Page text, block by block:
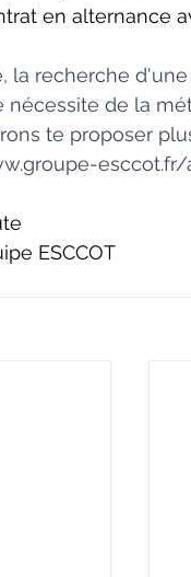
en alternance
la recherche
nécessite de la
te proposer
esccot.fr/
ESCCOT